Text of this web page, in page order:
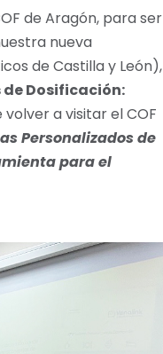
de Aragón, para ser
nueva
de Castilla y León),
Dosificación:
a visitar el COF
Personalizados de
para el